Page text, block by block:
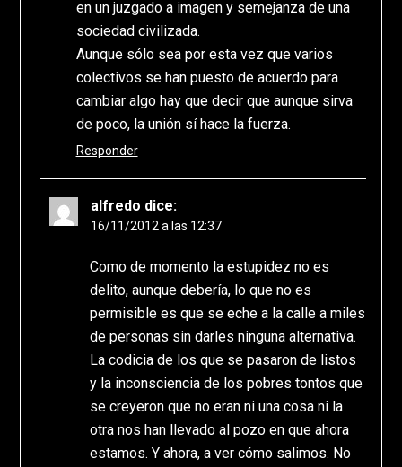
en un juzgado a imagen y semejanza de una
sociedad civilizada.
Aunque sólo sea por esta vez que varios
colectivos se han puesto de acuerdo para
cambiar algo hay que decir que aunque sirva
de poco, la unión sí hace la fuerza.
Responder
alfredo dice:
16/11/2012 a las 12:37
Como de momento la estupidez no es
delito, aunque debería, lo que no es
permisible es que se eche a la calle a miles
de personas sin darles ninguna alternativa.
La codicia de los que se pasaron de listos
y la inconsciencia de los pobres tontos que
se creyeron que no eran ni una cosa ni la
otra nos han llevado al pozo en que ahora
estamos. Y ahora, a ver cómo salimos. No